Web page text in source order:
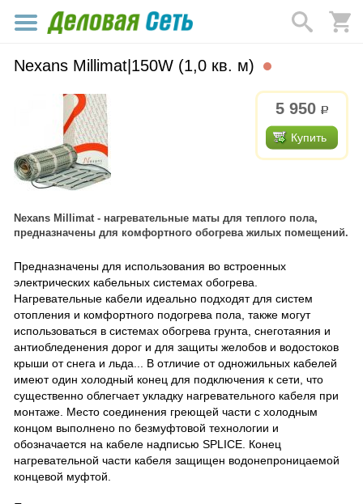
Nexans Millimat|150W (1,0 кв. м)
5 950 р.
Купить
Nexans Millimat - нагревательные маты для теплого пола,
предназначены для комфортного обогрева жилых помещений.
Предназначены для использования во встроенных
электрических кабельных системах обогрева.
Нагревательные кабели идеально подходят для систем
отопления и комфортного подогрева пола, также могут
использоваться в системах обогрева грунта, снеготаяния и
антиобледенения дорог и для защиты желобов и водостоков
крыши от снега и льда... В отличие от одножильных кабелей
имеют один холодный конец для подключения к сети, что
существенно облегчает укладку нагревательного кабеля при
монтаже. Место соединения греющей части с холодным
концом выполнено по безмуфтовой технологии и
обозначается на кабеле надписью SPLICE. Конец
нагревательной части кабеля защищен водонепроницаемой
концевой муфтой.